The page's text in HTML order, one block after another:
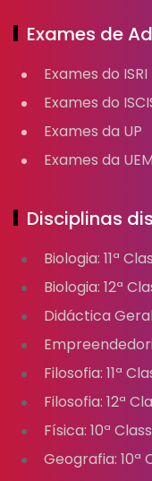
Exames de
Exames do ISRI
Exames do
Exames da UP
Exames da UEM
Disciplinas
Biologia: 11ª
Biologia: 12ª
Didáctica
Filosofia: 11ª
Filosofia: 12ª
Física: 10ª
Geografia: 10ª